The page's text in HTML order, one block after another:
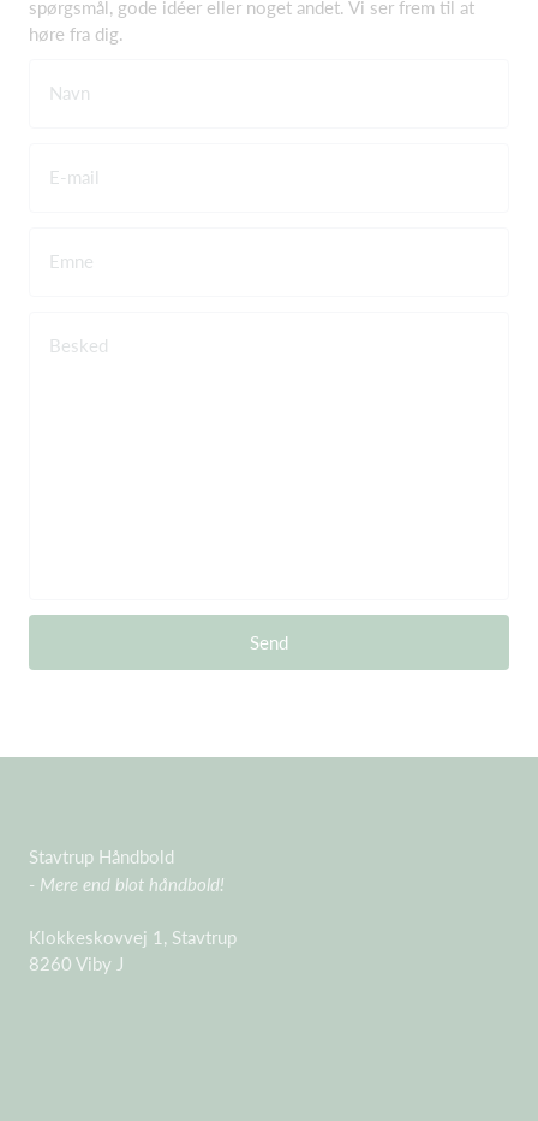
spørgsmål, gode idéer eller noget andet. Vi ser frem til at
høre fra dig.
Navn
E-mail
Emne
Besked
Send
Stavtrup Håndbold
- Mere end blot håndbold!
Klokkeskovvej 1, Stavtrup
8260 Viby J